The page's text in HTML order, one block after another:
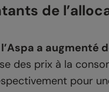
de
l’Aspa a augmenté
des prix à la
pour